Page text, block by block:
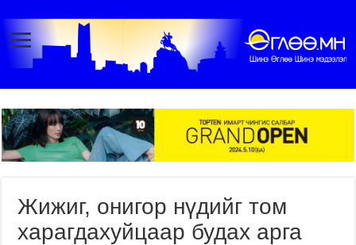
Жижиг, онигор нүдийг том
харагдахуйцаар будах арга